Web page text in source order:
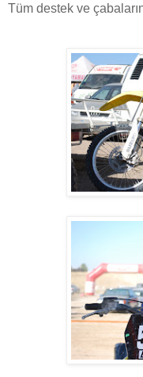
Tüm destek ve